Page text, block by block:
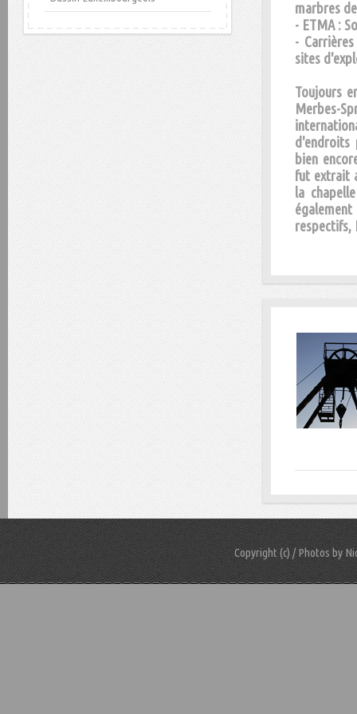
marbres
- ETMA :
-
sites
Toujours
Merbes-
d'endroits
bien
fut extrait
la
respectifs,
Copyright (c) / Photos by